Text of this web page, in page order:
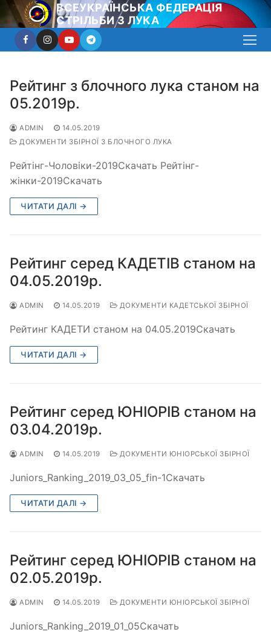
Перейти
до
вмісту
ВСЕУКРАЇНСЬКА ФЕДЕРАЦІЯ
СТРІЛЬБИ З ЛУКА
Рейтинг з блочного лука станом на
05.2019р.
ADMIN
14.05.2019
ДОКУМЕНТИ ЗБІРНОЇ З БЛОЧНОГО ЛУКА
Рейтінг-Чоловіки-2019Скачать Рейтінг-
жінки-2019Скачать
ЧИТАТИ ДАЛІ →
Рейтинг серед КАДЕТІВ станом на
04.05.2019р.
ADMIN 14.05.2019 ДОКУМЕНТИ КАДЕТСЬКОЇ ЗБІРНОЇ
Рейтинг КАДЕТИ станом на 04.05.2019Скачать
ЧИТАТИ ДАЛІ →
Рейтинг серед ЮНІОРІВ станом на
03.04.2019р.
ADMIN 14.05.2019 ДОКУМЕНТИ ЮНІОРСЬКОЇ ЗБІРНОЇ
Juniors_Ranking_2019_03_05_fin-1Скачать
ЧИТАТИ ДАЛІ →
Рейтинг серед ЮНІОРІВ станом на
02.05.2019р.
ADMIN 14.05.2019 ДОКУМЕНТИ ЮНІОРСЬКОЇ ЗБІРНОЇ
Juniors_Ranking_2019_01_05Скачать